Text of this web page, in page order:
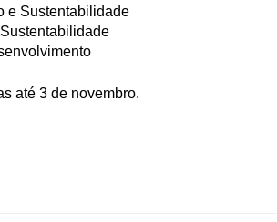
e Sustentabilidade
até 3 de novembro.